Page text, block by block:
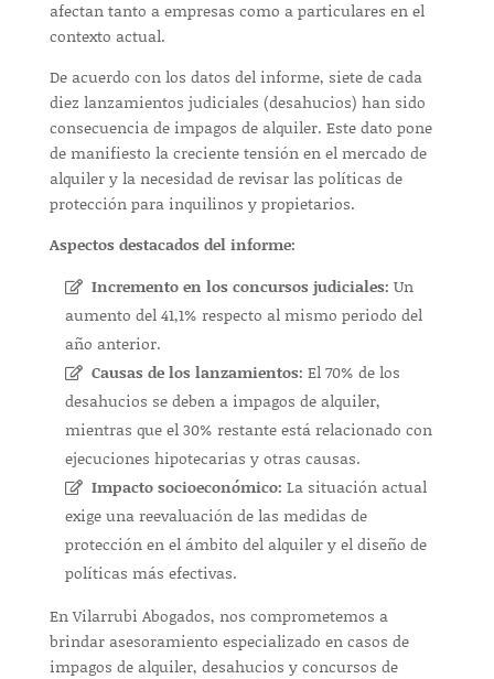
afectan tanto a empresas como a particulares en el
contexto actual.
De acuerdo con los datos del informe, siete de cada
diez lanzamientos judiciales (desahucios) han sido
consecuencia de impagos de alquiler. Este dato pone
de manifiesto la creciente tensión en el mercado de
alquiler y la necesidad de revisar las políticas de
protección para inquilinos y propietarios.
Aspectos destacados del informe:
Incremento en los concursos judiciales: Un
aumento del 41,1% respecto al mismo periodo del
año anterior.
Causas de los lanzamientos: El 70% de los
desahucios se deben a impagos de alquiler,
mientras que el 30% restante está relacionado con
ejecuciones hipotecarias y otras causas.
Impacto socioeconómico: La situación actual
exige una reevaluación de las medidas de
protección en el ámbito del alquiler y el diseño de
políticas más efectivas.
En Vilarrubi Abogados, nos comprometemos a
brindar asesoramiento especializado en casos de
impagos de alquiler, desahucios y concursos de